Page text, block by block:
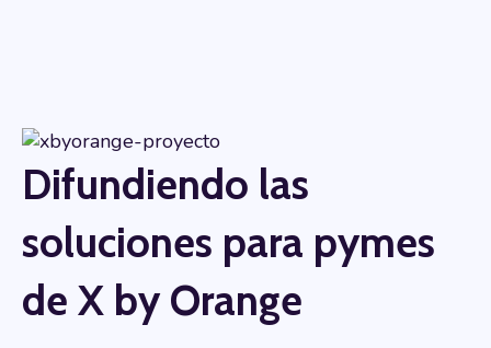
Difundiendo las
soluciones para pymes
de X by Orange